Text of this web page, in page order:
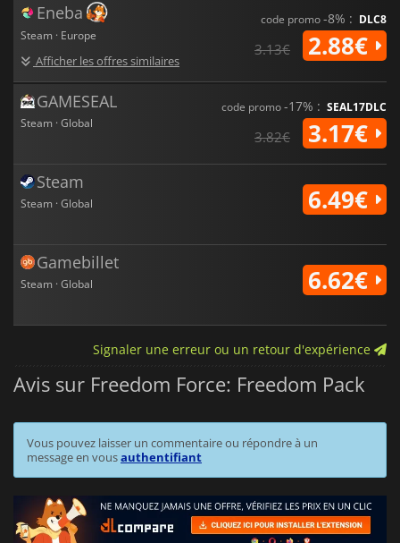
Eneba
Steam · Europe
Afficher les offres similaires
code promo-8% : DLC8
3.13€ 2.88€
GAMESEAL
Steam · Global
code promo-17% : SEAL17DLC
3.82€ 3.17€
Steam
Steam · Global 6.49€
Gamebillet
Steam · Global 6.62€
Signaler une erreur ou un retour d'expérience
Avis sur Freedom Force: Freedom Pack
Vous pouvez laisser un commentaire ou répondre à un
message en vousauthentifiant